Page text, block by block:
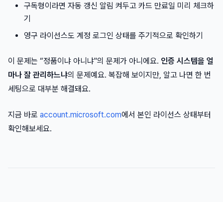
구독형이라면 자동 갱신 알림 켜두고 카드 만료일 미리 체크하
기
영구 라이선스도 계정 로그인 상태를 주기적으로 확인하기
이 문제는 “정품이냐 아니냐"의 문제가 아니에요. 인증 시스템을 얼
마나 잘 관리하느냐의 문제예요. 복잡해 보이지만, 알고 나면 한 번
세팅으로 대부분 해결돼요.
지금 바로 account.microsoft.com에서 본인 라이선스 상태부터
확인해보세요.